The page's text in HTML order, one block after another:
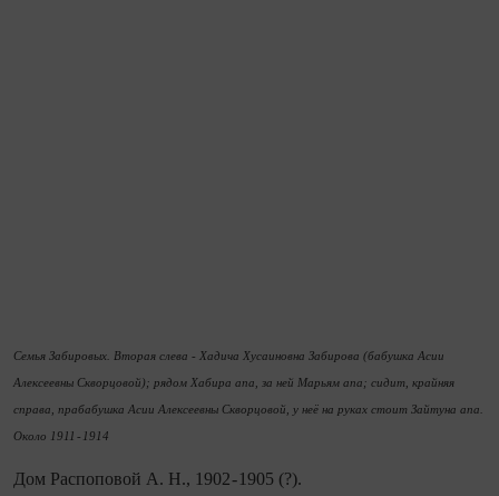
Семья Забировых. Вторая слева - Хадича Хусаиновна Забирова (бабушка Асии
Алексеевны Скворцовой); рядом Хабира апа, за ней Марьям апа; сидит, крайняя
справа, прабабушка Асии Алексеевны Скворцовой, у неё на руках стоит Зайтуна апа.
Около 1911 - 1914
Дом Распоповой А. Н., 1902 - 1905 (?).